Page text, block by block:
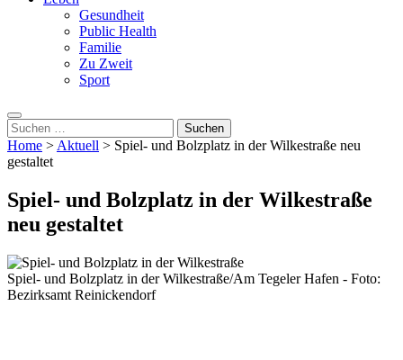
Gesundheit
Public Health
Familie
Zu Zweit
Sport
Suche
nach:
Home >Aktuell > Spiel- und Bolzplatz in der Wilkestraße neu
gestaltet
Spiel- und Bolzplatz in der Wilkestraße
neu gestaltet
Spiel- und Bolzplatz in der Wilkestraße/Am Tegeler Hafen - Foto:
Bezirksamt Reinickendorf